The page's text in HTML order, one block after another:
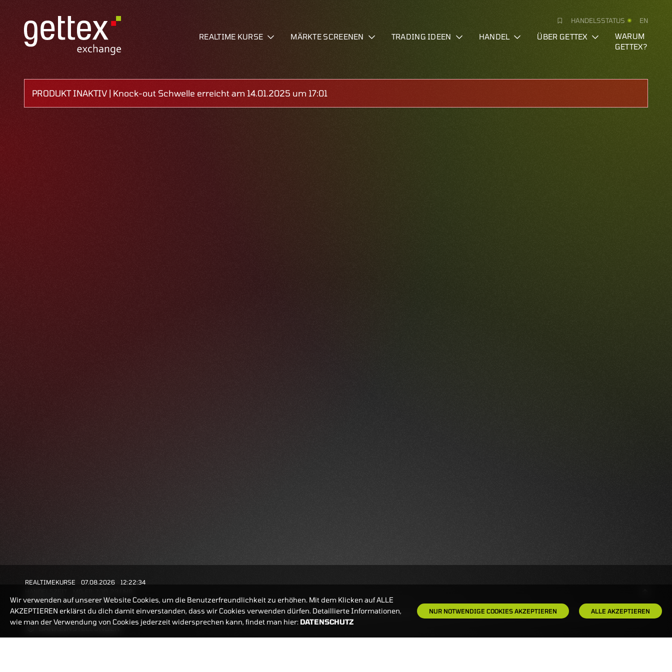
HANDELSSTATUS EN
REALTIME KURSE MÄRKTE SCREENEN TRADING IDEEN HANDEL ÜBER GETTEX
WARUM
GETTEX?
PRODUKT INAKTIV | Knock-out Schwelle erreicht am 14.01.2025 um 17:01
BANKEINSTELLUNGEN
REALTIMEKURSE 07.08.2026
12:22:34
ZERTIFIKATE
8:00-22 UHR
Wir verwenden auf unserer Website Cookies, um die Benutzerfreundlichkeit zu erhöhen. Mit dem Klicken auf ALLE
AKZEPTIEREN erklärst du dich damit einverstanden, dass wir Cookies verwenden dürfen. Detaillierte Informationen,
wie man der Verwendung von Cookies jederzeit widersprechen kann, findet man hier: DATENSCHUTZ
NUR NOTWENDIGE COOKIES AKZEPTIEREN ALLE AKZEPTIEREN